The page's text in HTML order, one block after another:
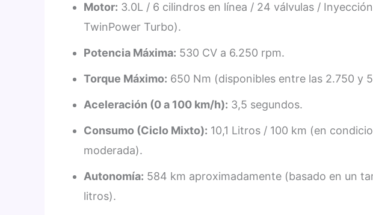
Motor: 3.0L / 6 cilindros en línea / 24 válvulas /
TwinPower Turbo).
Potencia Máxima: 530 CV a 6.250 rpm.
Torque Máximo: 650 Nm (disponibles entre las 2.750 y
Aceleración (0 a 100 km/h): 3,5 segundos.
Consumo (Ciclo Mixto): 10,1 Litros / 100 km (en
moderada).
Autonomía: 584 km aproximadamente (basado en un
litros).